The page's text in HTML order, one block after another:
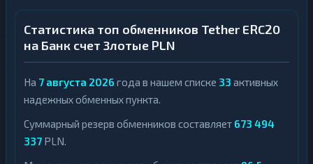
Статистика топ обменников Tether ERC20
на Банк счет Злотые PLN
На 7 августа 2026 года в нашем списке 33 активных
надежных обменных пункта.
Суммарный резерв обменников составляет 673 494
337 PLN.